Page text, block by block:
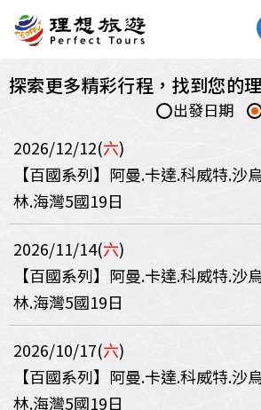
探索更多精彩行程，找到您的
出發日期
2026/12/12(六)
【百國系列】阿曼.卡達.科威特.沙
林.海灣5國19日
2026/11/14(六)
【百國系列】阿曼.卡達.科威特.沙
林.海灣5國19日
2026/10/17(六)
【百國系列】阿曼.卡達.科威特.沙
林.海灣5國19日